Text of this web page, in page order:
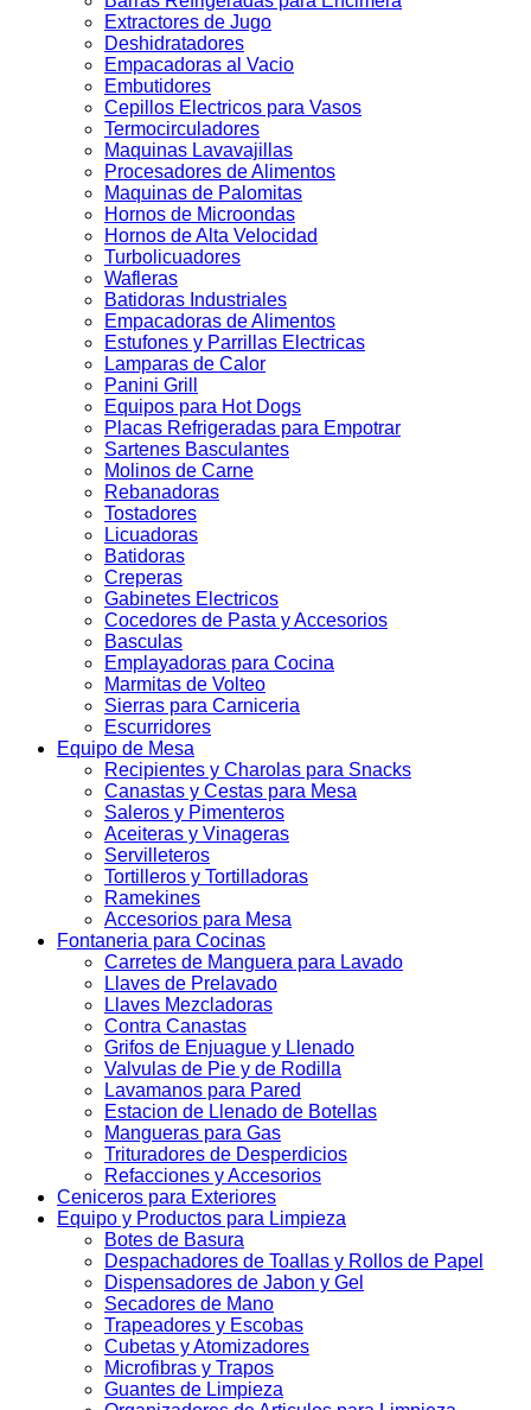
Extractores de Jugo
Deshidratadores
Empacadoras al Vacio
Embutidores
Cepillos Electricos para Vasos
Termocirculadores
Maquinas Lavavajillas
Procesadores de Alimentos
Maquinas de Palomitas
Hornos de Microondas
Hornos de Alta Velocidad
Turbolicuadores
Wafleras
Batidoras Industriales
Empacadoras de Alimentos
Estufones y Parrillas Electricas
Lamparas de Calor
Panini Grill
Equipos para Hot Dogs
Placas Refrigeradas para Empotrar
Sartenes Basculantes
Molinos de Carne
Rebanadoras
Tostadores
Licuadoras
Batidoras
Creperas
Gabinetes Electricos
Cocedores de Pasta y Accesorios
Basculas
Emplayadoras para Cocina
Marmitas de Volteo
Sierras para Carniceria
Escurridores
Equipo de Mesa
Recipientes y Charolas para Snacks
Canastas y Cestas para Mesa
Saleros y Pimenteros
Aceiteras y Vinageras
Servilleteros
Tortilleros y Tortilladoras
Ramekines
Accesorios para Mesa
Fontaneria para Cocinas
Carretes de Manguera para Lavado
Llaves de Prelavado
Llaves Mezcladoras
Contra Canastas
Grifos de Enjuague y Llenado
Valvulas de Pie y de Rodilla
Lavamanos para Pared
Estacion de Llenado de Botellas
Mangueras para Gas
Trituradores de Desperdicios
Refacciones y Accesorios
Ceniceros para Exteriores
Equipo y Productos para Limpieza
Botes de Basura
Despachadores de Toallas y Rollos de Papel
Dispensadores de Jabon y Gel
Secadores de Mano
Trapeadores y Escobas
Cubetas y Atomizadores
Microfibras y Trapos
Guantes de Limpieza